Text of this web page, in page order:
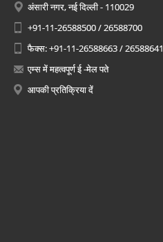
अंसारी नगर, नई दिल्ली - 110029
+91-11-26588500 / 26588700
फैक्स: +91-11-26588663 / 26588641
एम्स में महत्वपूर्ण ई -मेल पते
आपकी प्रतिक्रिया दें